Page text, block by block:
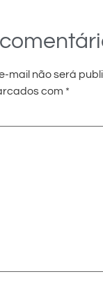
mail não será
com *